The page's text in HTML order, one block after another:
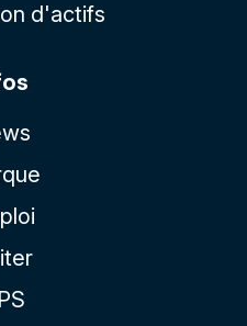
d'actifs